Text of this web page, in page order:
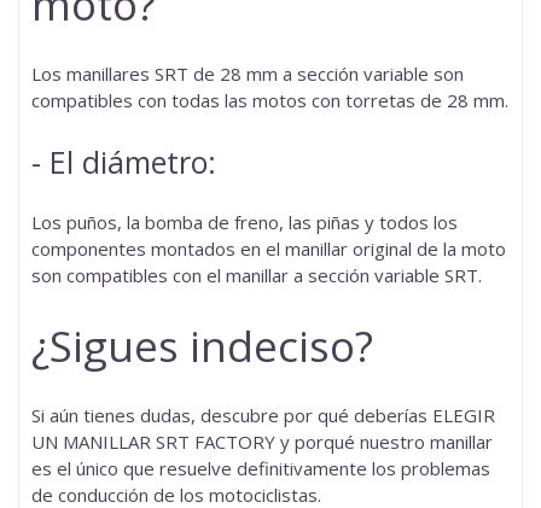
Los manillares SRT de 28 mm a sección variable son
compatibles con todas las motos con torretas de 28 mm.
- El diámetro:
Los puños, la bomba de freno, las piñas y todos los
componentes montados en el manillar original de la moto
son compatibles con el manillar a sección variable SRT.
¿Sigues indeciso?
Si aún tienes dudas, descubre por qué deberías ELEGIR
UN MANILLAR SRT FACTORY y porqué nuestro manillar
es el único que resuelve definitivamente los problemas
de conducción de los motociclistas.